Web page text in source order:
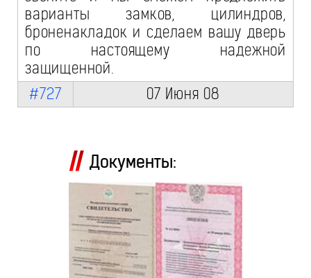
варианты замков, цилиндров,
броненакладок и сделаем вашу дверь
по настоящему надежной
защищенной.
#727
07 Июня 08
Документы: